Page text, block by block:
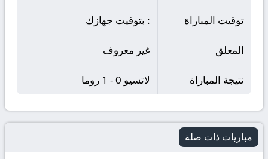
توقيت المباراة : بتوقيت جهازك
المعلق غير معروف
نتيجة المباراة لاتسيو 0 - 1 روما
مباريات ذات صلة